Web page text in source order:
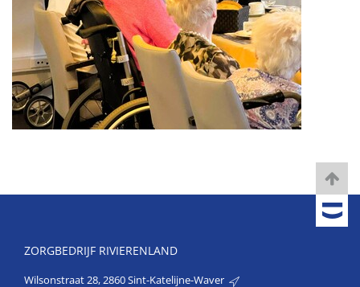
ZORGBEDRIJF RIVIERENLAND
Wilsonstraat 28, 2860 Sint-Katelijne-Waver